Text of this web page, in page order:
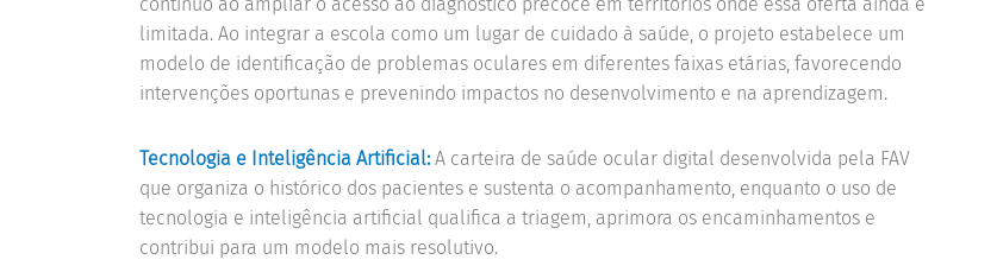
limitada. Ao integrar a escola como um lugar de cuidado à saúde, o projeto estabelece um
modelo de identificação de problemas oculares em diferentes faixas etárias, favorecendo
intervenções oportunas e prevenindo impactos no desenvolvimento e na aprendizagem.
Tecnologia e Inteligência Artificial: A carteira de saúde ocular digital desenvolvida pela FAV
que organiza o histórico dos pacientes e sustenta o acompanhamento, enquanto o uso de
tecnologia e inteligência artificial qualifica a triagem, aprimora os encaminhamentos e
contribui para um modelo mais resolutivo.